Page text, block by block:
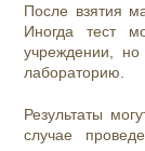
После взятия
Иногда тест
учреждении,
лабораторию.
Результаты
случае